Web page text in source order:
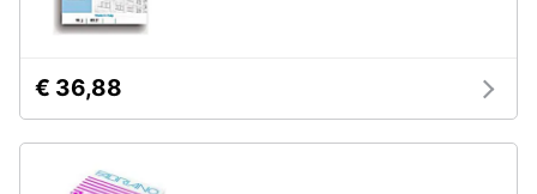
Brico
e
Giardinaggio
€ 36,88